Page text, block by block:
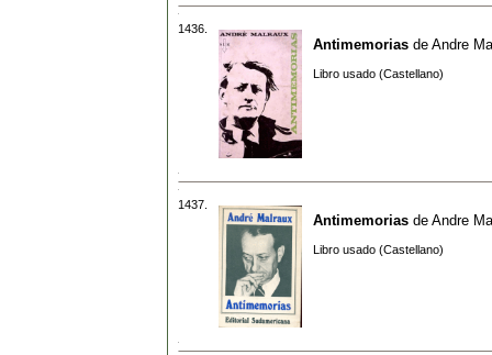
1436.
Antimemorias de Andre
Libro usado (Castellano)
1437.
Antimemorias de Andre
Libro usado (Castellano)